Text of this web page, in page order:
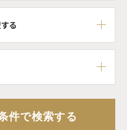
る
件で検索する